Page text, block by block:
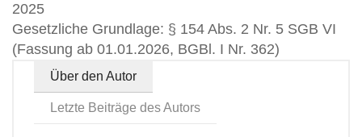
2025
Gesetzliche Grundlage: § 154 Abs. 2 Nr. 5 SGB VI
(Fassung ab 01.01.2026, BGBl. I Nr. 362)
Über den Autor
Letzte Beiträge des Autors